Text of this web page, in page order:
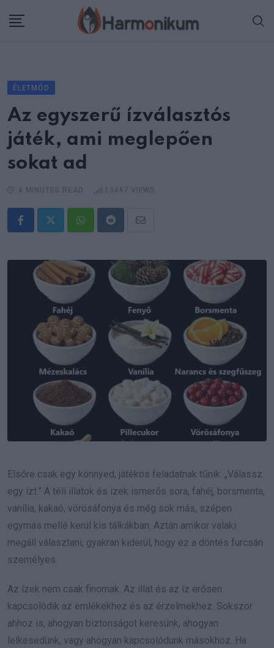
ÉLETMÓD
Az egyszerű ízválasztós
játék, ami meglepően
sokat ad
WhatsappRedditShare
Email
Elsőre csak egy könnyed, játékos feladatnak tűnik: „Válassz
egy ízt.” A téli illatok és ízek ismerős sora, fahéj, borsmenta,
vanília, kakaó, vörösáfonya és még sok más, szépen
egymás mellé kerül kis tálkákban. Aztán amikor valaki
megáll választani, gyakran kiderül, hogy ez a döntés furcsán
személyes.
Az ízek nem csak finomak. Az illat és az íz erősen
kapcsolódik az emlékekhez és az érzelmekhez. Sokszor
ahhoz is, ahogyan biztonságot keresünk, ahogyan
lelkesedünk, vagy ahogyan kapcsolódunk másokhoz. Ha